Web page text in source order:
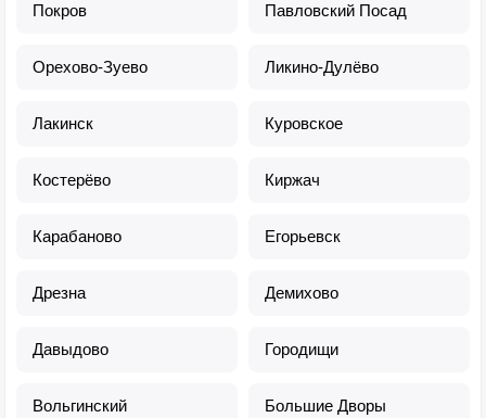
Покров Павловский Посад
Орехово-Зуево Ликино-Дулёво
Лакинск Куровское
Костерёво Киржач
Карабаново Егорьевск
Дрезна Демихово
Давыдово Городищи
Вольгинский Большие Дворы